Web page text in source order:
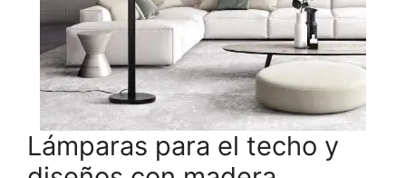
Lámparas para el techo y